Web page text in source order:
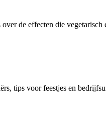
de effecten die vegetarisch
tips voor feestjes en